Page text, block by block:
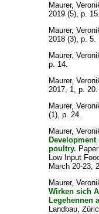
Maurer,
2019 (5), p. 15.
Maurer,
2018 (3), p. 5.
Maurer,
p. 14.
Maurer,
2017, 1, p. 20.
Maurer,
(1), p. 24.
Maurer,
poultry.
Low Input
March 20-23,
Maurer,
Wirken sich
Legehennen
Landbau,